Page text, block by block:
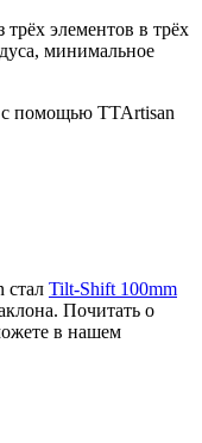
трёх элементов в трёх
минимальное
с помощью TTArtisan
стал Tilt-Shift 100mm
Почитать о
в нашем